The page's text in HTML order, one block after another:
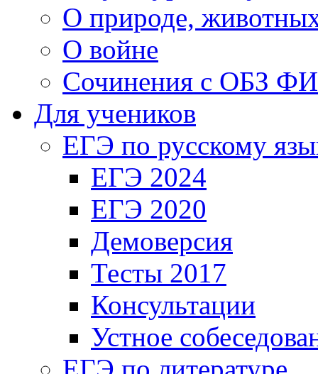
О природе,
О войне
Сочинения с ОБЗ
Для учеников
ЕГЭ по русскому
ЕГЭ 2024
ЕГЭ 2020
Демоверсия
Тесты 2017
Консультации
Устное